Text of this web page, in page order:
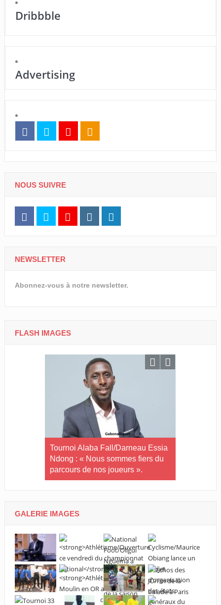
Dribbble
Advertising
NOUS SUIVRE
NEWSLETTER
Abonnez-vous à notre newsletter.
FLASH IMAGES
Tournoi Alaba Fall/Darneau Essia
Ndong : « Nous sommes fiers du
parcours de nos joueurs ».
GALERIE IMAGES